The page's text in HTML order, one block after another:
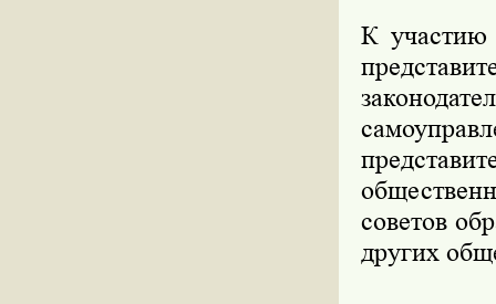
К участию
советов
других